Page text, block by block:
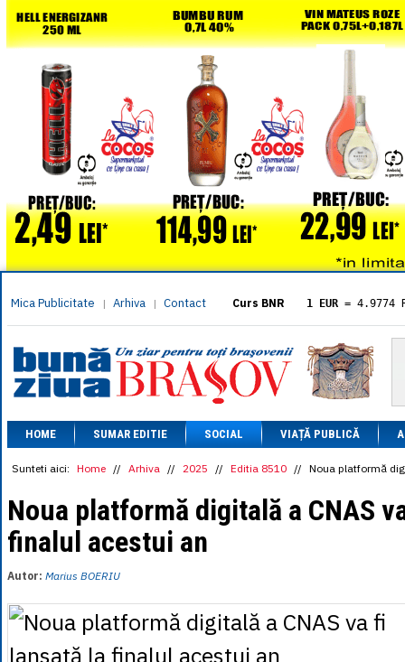
Mica Publicitate | Arhiva | Contact Curs BNR 1 EUR = 4.9774
= 5.8304
1 XAU= 464.4611
1 AED= 1.1933
1 AUD= 2.7957
1 BGN= 2.5449
1 CAD= 3.1559
1 CHF= 5.2813
1 CNY = 0.6015
1 DKK= 0.6668
1 EGP = 0.0860
1 MXN = 0.2227
1 NOK= 0.4191
HOME SUMAR EDITIE SOCIAL VIAȚĂ PUBLICĂ
Sunteti aici: Home // Arhiva // 2025 // Editia 8510 // Noua platformă
Noua platformă digitală a CNAS
finalul acestui an
Autor: Marius BOERIU